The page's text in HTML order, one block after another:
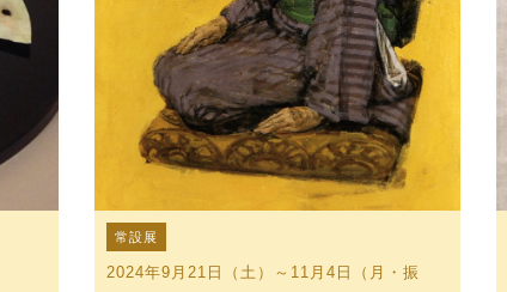
常設展
2024年9月21日（土）～11月4日（月・振